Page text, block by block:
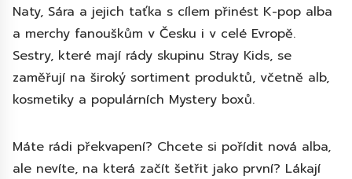
Naty, Sára a jejich taťka s cílem přinést K-pop alba
a merchy fanouškům v Česku i v celé Evropě.
Sestry, které mají rády skupinu Stray Kids, se
zaměřují na široký sortiment produktů, včetně alb,
kosmetiky a populárních Mystery boxů.
Máte rádi překvapení? Chcete si pořídit nová alba,
ale nevíte, na která začít šetřit jako první? Lákají